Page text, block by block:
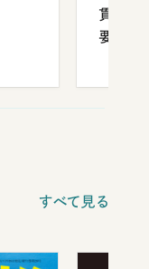
貫校へ
要だっ
すべて見る